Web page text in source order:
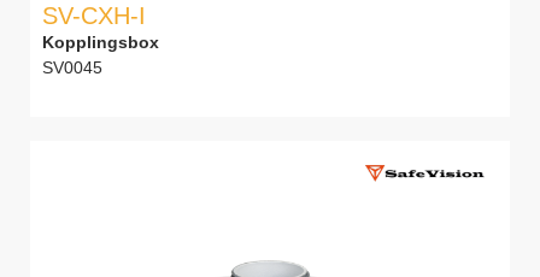
SV-CXH-I
Kopplingsbox
SV0045